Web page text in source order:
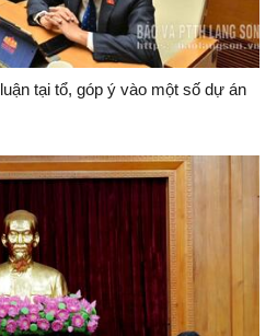
tại tổ, góp ý vào một số dự án